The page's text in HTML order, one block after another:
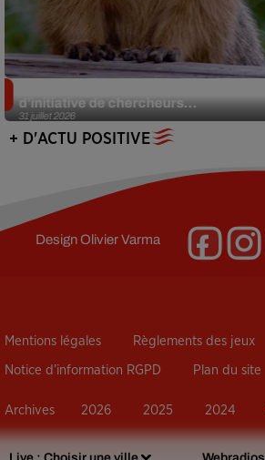
31 juillet 2026
d’initiative de chercheurs...
+ D'ACTU POSITIVE
DesignOlivier Varma
Mentions légales Règlements des jeux
Notice d’information RGPD Plan du site
Archives 2026 2025 2024